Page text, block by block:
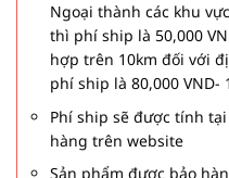
Ngoại thành các khu
thì phí ship là 50,000
hợp trên 10km đối với
phí ship là 80,000 VND-
Phí ship sẽ được tính
hàng trên website
Sản phẩm được bảo